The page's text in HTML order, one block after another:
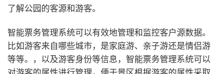
了解公园的客源和游客。
智能票务管理系统可以有效地管理和监控客户源数据。
比如游客来自哪些城市，是家庭游、亲子游还是情侣游
等等。，以及游客身份等信息，智能票务管理系统可以